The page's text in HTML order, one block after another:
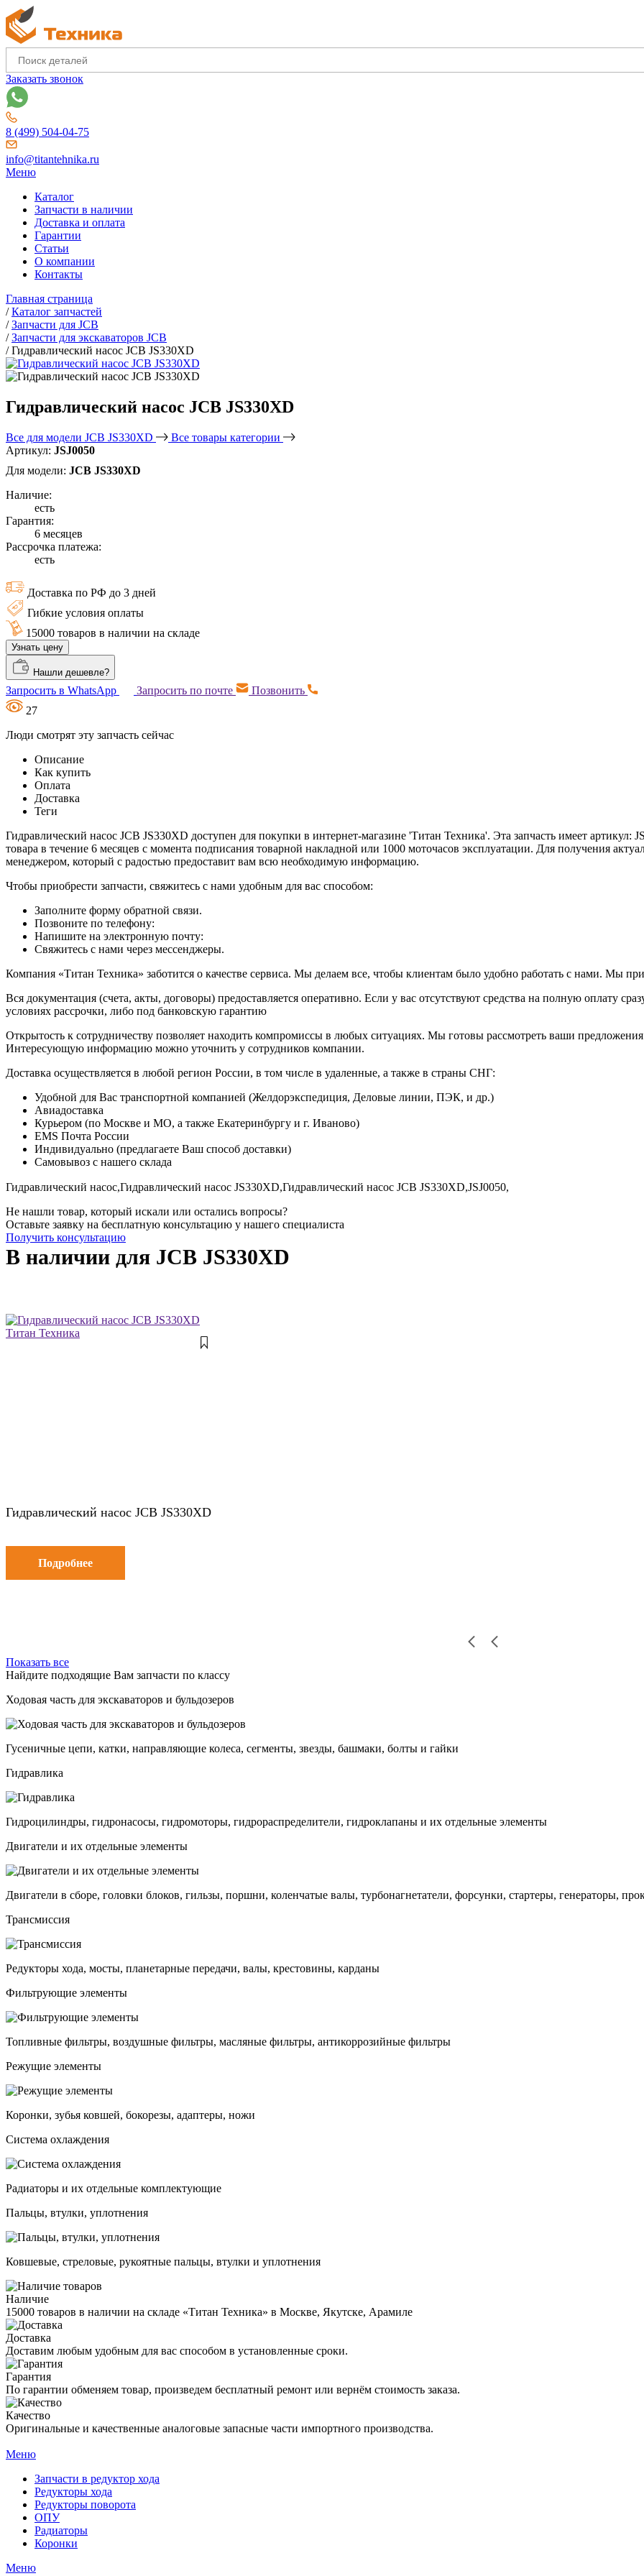
Заказать звонок
8 (499) 504-04-75
info@titantehnika.ru
Меню
Каталог
Запчасти в наличии
Доставка и оплата
Гарантии
Статьи
О компании
Контакты
Главная страница
/Каталог запчастей
/Запчасти для JCB
/Запчасти для экскаваторов JCB
/Гидравлический насос JCB JS330XD
Гидравлический насос JCB JS330XD
Все для модели JCB JS330XD
Все товары категории
Артикул: JSJ0050
Для модели: JCB JS330XD
Наличие:
есть
Гарантия:
6 месяцев
Рассрочка платежа:
есть
Доставка по РФ до 3 дней
Гибкие условия оплаты
15000 товаров в наличии на складе
Узнать цену
Нашли дешевле?
Запросить в WhatsApp Запросить по почте
Позвонить
27
Люди смотрят эту запчасть сейчас
Описание
Как купить
Оплата
Доставка
Теги
Гидравлический насос JCB JS330XD доступен для покупки в интернет-магазине 'Титан Техника'. Эта запчасть имеет
товара в течение 6 месяцев с момента подписания товарной накладной или 1000 моточасов эксплуатации. Для получения
менеджером, который с радостью предоставит вам всю необходимую информацию.
Чтобы приобрести запчасти, свяжитесь с нами удобным для вас способом:
Заполните форму обратной связи.
Позвоните по телефону:
Напишите на электронную почту:
Свяжитесь с нами через мессенджеры.
Компания «Титан Техника» заботится о качестве сервиса. Мы делаем все, чтобы клиентам было удобно работать с нами. Мы
Вся документация (счета, акты, договоры) предоставляется оперативно. Если у вас отсутствуют средства на полную оплату
условиях рассрочки, либо под банковскую гарантию
Открытость к сотрудничеству позволяет находить компромиссы в любых ситуациях. Мы готовы рассмотреть ваши
Интересующую информацию можно уточнить у сотрудников компании.
Доставка осуществляется в любой регион России, в том числе в удаленные, а также в страны СНГ:
Удобной для Вас транспортной компанией (Желдорэкспедиция, Деловые линии, ПЭК, и др.)
Авиадоставка
Курьером (по Москве и МО, а также Екатеринбургу и г. Иваново)
EMS Почта России
Индивидуально (предлагаете Ваш способ доставки)
Самовывоз с нашего склада
Гидравлический насос,Гидравлический насос JS330XD,Гидравлический насос JCB JS330XD,JSJ0050,
Не нашли товар, который искали или остались вопросы?
Оставьте заявку на бесплатную консультацию у нашего специалиста
Получить консультацию
В наличии для JCB JS330XD
Гидравлический насос JCB JS330XD
Подробнее
Показать все
Найдите подходящие Вам запчасти по классу
Ходовая часть для экскаваторов и бульдозеров
Гусеничные цепи, катки, направляющие колеса, сегменты, звезды, башмаки, болты и гайки
Гидравлика
Гидроцилиндры, гидронасосы, гидромоторы, гидрораспределители, гидроклапаны и их отдельные элементы
Двигатели и их отдельные элементы
Двигатели в сборе, головки блоков, гильзы, поршни, коленчатые валы, турбонагнетатели, форсунки, стартеры, генераторы,
Трансмиссия
Редукторы хода, мосты, планетарные передачи, валы, крестовины, карданы
Фильтрующие элементы
Топливные фильтры, воздушные фильтры, масляные фильтры, антикоррозийные фильтры
Режущие элементы
Коронки, зубья ковшей, бокорезы, адаптеры, ножи
Система охлаждения
Радиаторы и их отдельные комплектующие
Пальцы, втулки, уплотнения
Ковшевые, стреловые, рукоятные пальцы, втулки и уплотнения
Наличие
15000 товаров в наличии на складе «Титан Техника» в Москве, Якутске, Арамиле
Доставка
Доставим любым удобным для вас способом в установленные сроки.
Гарантия
По гарантии обменяем товар, произведем бесплатный ремонт или вернём стоимость заказа.
Качество
Оригинальные и качественные аналоговые запасные части импортного производства.
Меню
Запчасти в редуктор хода
Редукторы хода
Редукторы поворота
ОПУ
Радиаторы
Коронки
Меню